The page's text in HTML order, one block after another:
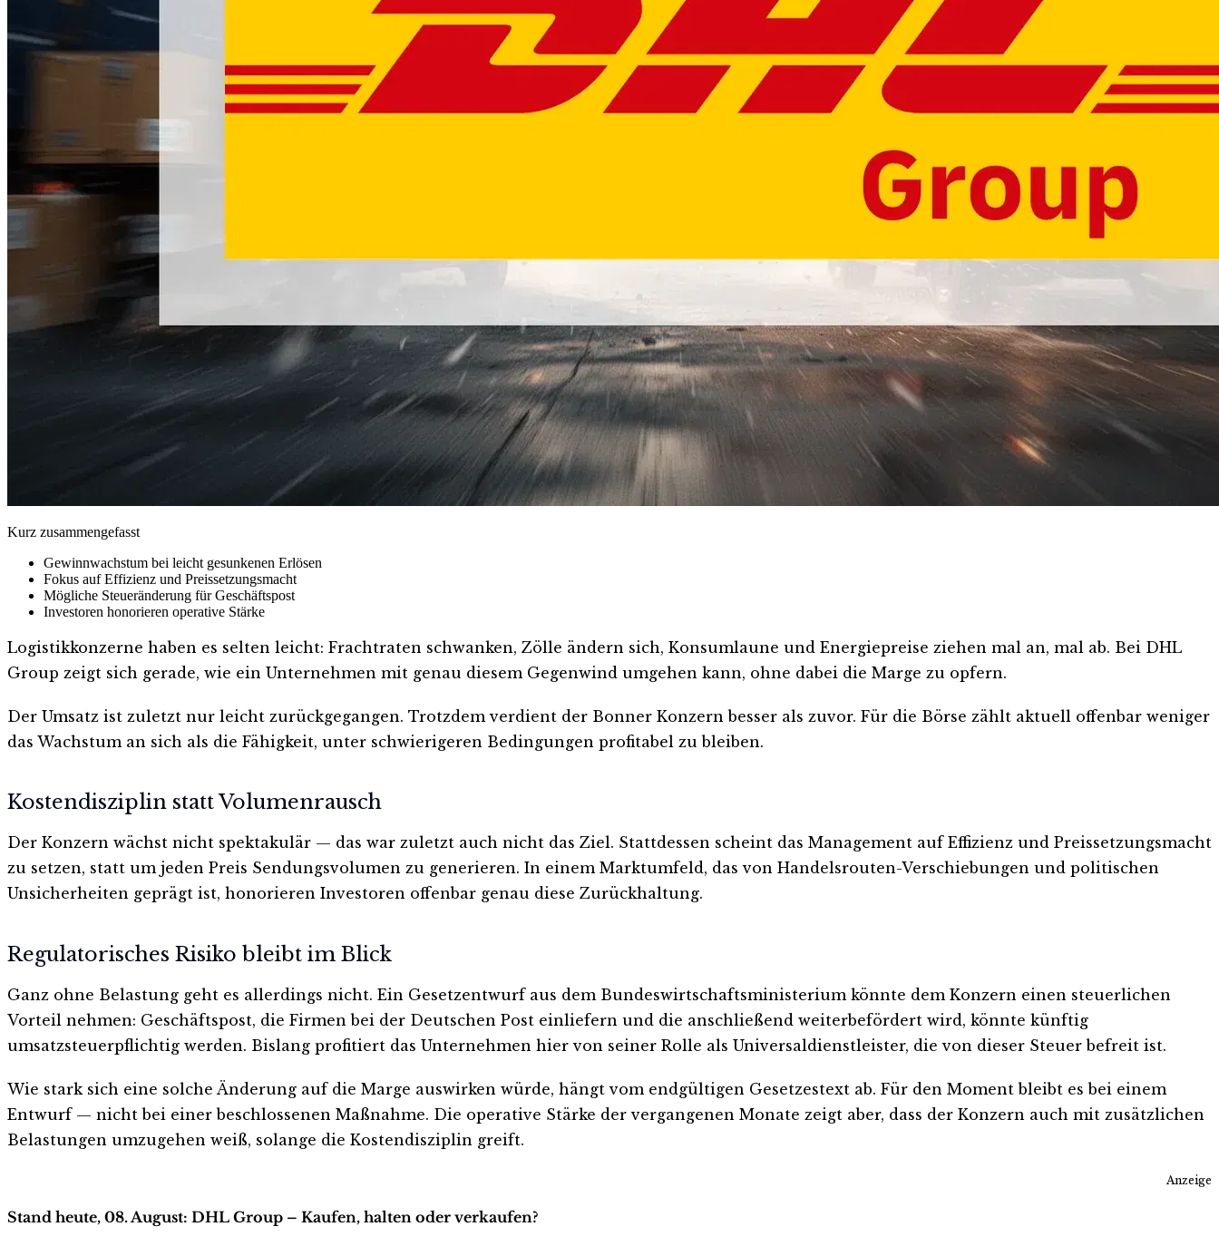
Kurz zusammengefasst
Gewinnwachstum bei leicht gesunkenen Erlösen
Fokus auf Effizienz und Preissetzungsmacht
Mögliche Steueränderung für Geschäftspost
Investoren honorieren operative Stärke
Logistikkonzerne haben es selten leicht: Frachtraten schwanken, Zölle ändern sich, Konsumlaune und Energiepreise ziehen mal an, mal ab. Bei DHL
Group zeigt sich gerade, wie ein Unternehmen mit genau diesem Gegenwind umgehen kann, ohne dabei die Marge zu opfern.
Der Umsatz ist zuletzt nur leicht zurückgegangen. Trotzdem verdient der Bonner Konzern besser als zuvor. Für die Börse zählt aktuell offenbar weniger
das Wachstum an sich als die Fähigkeit, unter schwierigeren Bedingungen profitabel zu bleiben.
Kostendisziplin statt Volumenrausch
Der Konzern wächst nicht spektakulär — das war zuletzt auch nicht das Ziel. Stattdessen scheint das Management auf Effizienz und Preissetzungsmacht
zu setzen, statt um jeden Preis Sendungsvolumen zu generieren. In einem Marktumfeld, das von Handelsrouten-Verschiebungen und politischen
Unsicherheiten geprägt ist, honorieren Investoren offenbar genau diese Zurückhaltung.
Regulatorisches Risiko bleibt im Blick
Ganz ohne Belastung geht es allerdings nicht. Ein Gesetzentwurf aus dem Bundeswirtschaftsministerium könnte dem Konzern einen steuerlichen
Vorteil nehmen: Geschäftspost, die Firmen bei der Deutschen Post einliefern und die anschließend weiterbefördert wird, könnte künftig
umsatzsteuerpflichtig werden. Bislang profitiert das Unternehmen hier von seiner Rolle als Universaldienstleister, die von dieser Steuer befreit ist.
Wie stark sich eine solche Änderung auf die Marge auswirken würde, hängt vom endgültigen Gesetzestext ab. Für den Moment bleibt es bei einem
Entwurf — nicht bei einer beschlossenen Maßnahme. Die operative Stärke der vergangenen Monate zeigt aber, dass der Konzern auch mit zusätzlichen
Belastungen umzugehen weiß, solange die Kostendisziplin greift.
Anzeige
Stand heute, 08. August: DHL Group – Kaufen, halten oder verkaufen?